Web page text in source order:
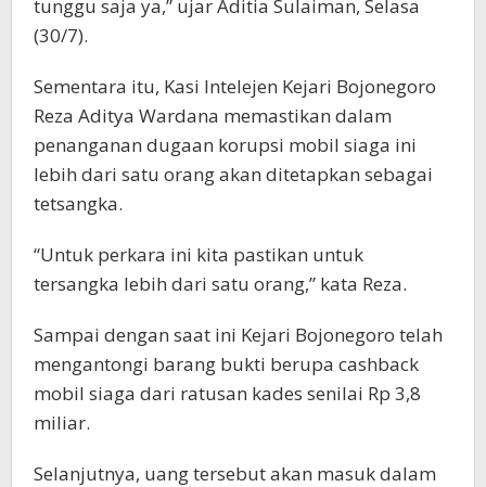
tunggu saja ya,” ujar Aditia Sulaiman, Selasa
(30/7).
Sementara itu, Kasi Intelejen Kejari Bojonegoro
Reza Aditya Wardana memastikan dalam
penanganan dugaan korupsi mobil siaga ini
lebih dari satu orang akan ditetapkan sebagai
tetsangka.
“Untuk perkara ini kita pastikan untuk
tersangka lebih dari satu orang,” kata Reza.
Sampai dengan saat ini Kejari Bojonegoro telah
mengantongi barang bukti berupa cashback
mobil siaga dari ratusan kades senilai Rp 3,8
miliar.
Selanjutnya, uang tersebut akan masuk dalam